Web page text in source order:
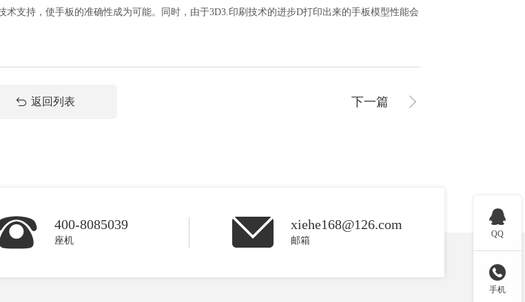
支持，使手板的准确性成为可能。同时，由于3D3.印刷技术的进步D打印出来的手板模型性能会
返回列表 下一篇
400-8085039
座机
xiehe168@126.com
邮箱

QQ

手机